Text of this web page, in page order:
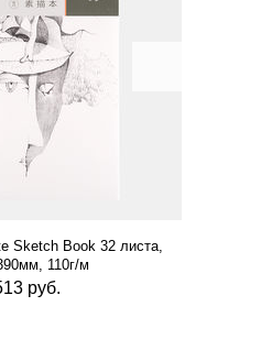
Sketch Book 32 листа,
110г/м
руб.